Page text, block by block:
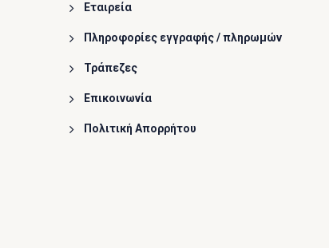
Εταιρεία
Πληροφορίες εγγραφής / πληρωμών
Τράπεζες
Επικοινωνία
Πολιτική Απορρήτου